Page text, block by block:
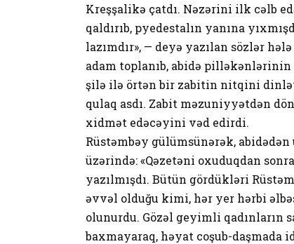
Kreşşalikə çatdı. Nəzərini ilk cəlb
qaldırıb, pyedestalın yanına
lazımdır», — deyə yazılan sözlər
adam toplanıb, abidə pilləkənlərinin
şilə ilə örtən bir zabitin nitqini
qulaq asdı. Zabit məzuniyyətdən
xidmət edəcəyini vəd edirdi.
Rüstəmbəy gülümsünərək,
üzərində: «Qəzetəni oxuduqdan
yazılmışdı. Bütün gördükləri
əvvəl olduğu kimi, hər yer hərbi
olunurdu. Gözəl geyimli qadınların
baxmayaraq, həyat coşub-daşmada